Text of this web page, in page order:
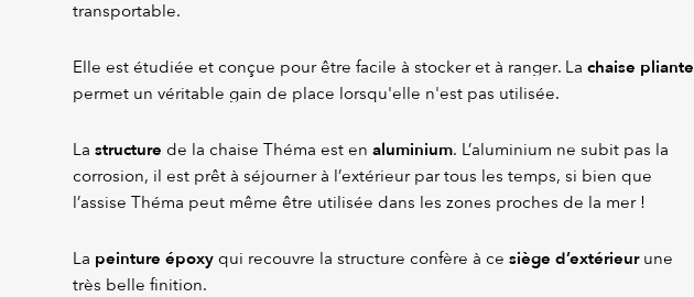
transportable.
Elle est étudiée et conçue pour être facile à stocker et à ranger. La chaise pliante
permet un véritable gain de place lorsqu'elle n'est pas utilisée.
La structure de la chaise Théma est en aluminium. L’aluminium ne subit pas la
corrosion, il est prêt à séjourner à l’extérieur par tous les temps, si bien que
l’assise Théma peut même être utilisée dans les zones proches de la mer !
La peinture époxy qui recouvre la structure confère à ce siège d’extérieur une
très belle finition.